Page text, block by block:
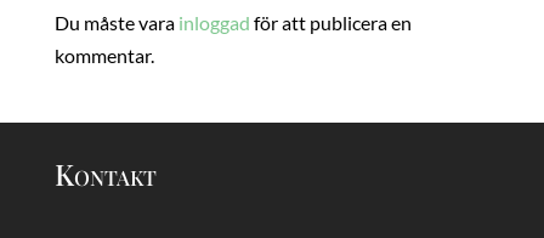
Du måste vara inloggad för att publicera en
kommentar.
Kontakt